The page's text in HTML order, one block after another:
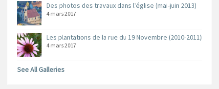
Des photos des travaux dans l'église (mai-juin 2013)
4 mars 2017
Les plantations de la rue du 19 Novembre (2010-2011)
4 mars 2017
See All Galleries